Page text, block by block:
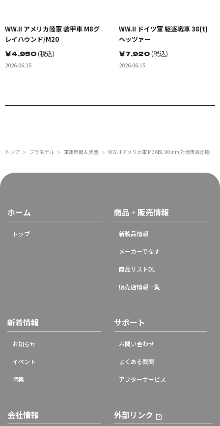
WW.II アメリカ陸軍 装甲車 M8グ
レイハウンド/M20
￥4,950(税込)
2026.06.15
WW.II ドイツ軍 駆逐戦車 38(t)
ヘッツァー
￥7,920(税込)
2026.06.15
トップ ＞ プラモデル ＞ 軍用車両 & 武器 ＞ WW.II アメリカ軍 M36B1 90mm 対戦車自走砲
ホーム
トップ
商品・販売情報
新製品情報
メーカーで探す
商品リストDL
販売店情報一覧
新着情報
お知らせ
イベント
特集
サポート
お問い合わせ
よくある質問
アフターサービス
会社情報 外部リンク